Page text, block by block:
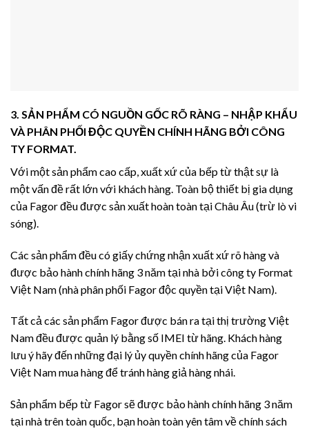
3. SẢN PHẨM CÓ NGUỒN GỐC RÕ RÀNG – NHẬP KHẨU
VÀ PHÂN PHỐI ĐỘC QUYỀN CHÍNH HÃNG BỞI CÔNG
TY FORMAT.
Với một sản phẩm cao cấp, xuất xứ của bếp từ thật sự là
một vấn đề rất lớn với khách hàng. Toàn bộ thiết bị gia dụng
của Fagor đều được sản xuất hoàn toàn tại Châu Âu (trừ lò vi
sóng).
Các sản phẩm đều có giấy chứng nhận xuất xứ rõ hàng và
được bảo hành chính hãng 3 năm tại nhà bởi công ty Format
Việt Nam (nhà phân phối Fagor độc quyền tại Việt Nam).
Tất cả các sản phẩm Fagor được bán ra tại thị trường Việt
Nam đều được quản lý bằng số IMEI từ hãng. Khách hàng
lưu ý hãy đến những đại lý ủy quyền chính hãng của Fagor
Việt Nam mua hàng để tránh hàng giả hàng nhái.
Sản phẩm bếp từ Fagor sẽ được bảo hành chính hãng 3 năm
tại nhà trên toàn quốc, bạn hoàn toàn yên tâm về chính sách